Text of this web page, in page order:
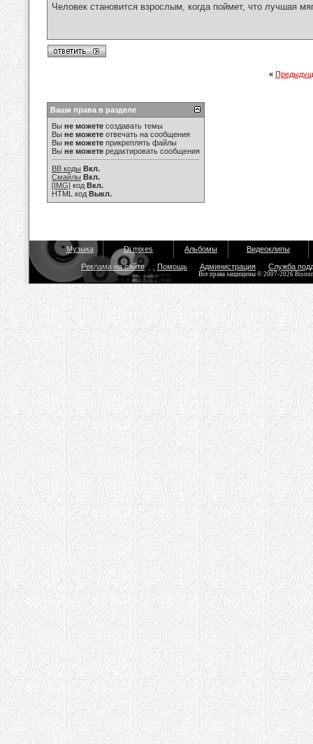
Человек становится взрослым, когда поймет, что лучшая
«
Ваши права в разделе
Вы не можете создавать темы
Вы не можете отвечать на сообщения
Вы не можете прикреплять файлы
Вы не можете редактировать сообщения
BB коды Вкл.
Смайлы Вкл.
[IMG] код Вкл.
HTML код Выкл.
Музыка Dj mixes Альбомы Видеоклипы
Реклама на сайте Помощь Администрация Служба
Все права защищены © 2007-2026